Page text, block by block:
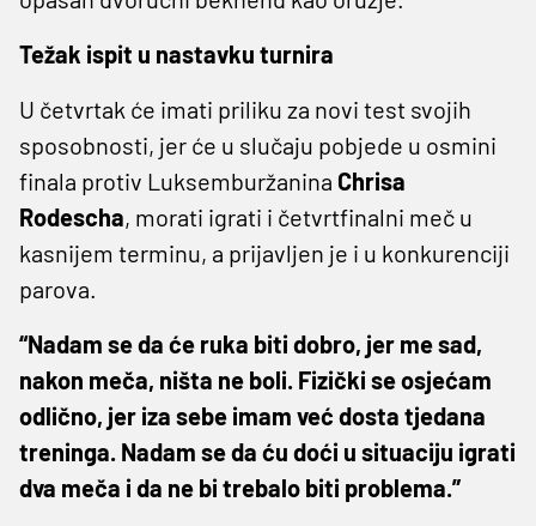
Težak ispit u nastavku turnira
U četvrtak će imati priliku za novi test svojih
sposobnosti, jer će u slučaju pobjede u osmini
finala protiv Luksemburžanina Chrisa
Rodescha, morati igrati i četvrtfinalni meč u
kasnijem terminu, a prijavljen je i u konkurenciji
parova.
“Nadam se da će ruka biti dobro, jer me sad,
nakon meča, ništa ne boli. Fizički se osjećam
odlično, jer iza sebe imam već dosta tjedana
treninga. Nadam se da ću doći u situaciju igrati
dva meča i da ne bi trebalo biti problema.”